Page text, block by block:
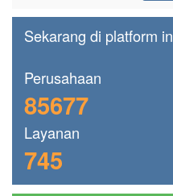
Sekarang di platform
Perusahaan
85677
Layanan
745